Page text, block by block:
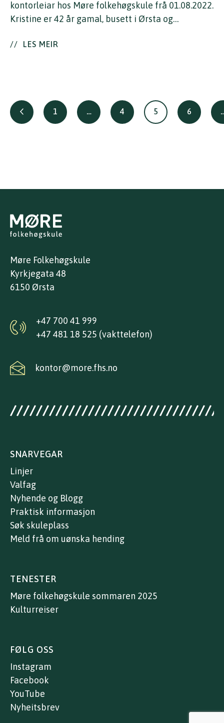
kontorleiar hos Møre folkehøgskule frå 01.08.2022.
Kristine er 42 år gamal, busett i Ørsta og…
// LES MEIR
Posts
pagination
1 … 4 5 6
Møre Folkehøgskule
Kyrkjegata 48
6150 Ørsta
+47 700 41 999
+47 481 18 525 (vakttelefon)
kontor@more.fhs.no
SNARVEGAR
Linjer
Valfag
Nyhende og Blogg
Praktisk informasjon
Søk skuleplass
Meld frå om uønska hending
TENESTER
Møre folkehøgskule sommaren 2025
Kulturreiser
FØLG OSS
Instagram
Facebook
YouTube
Nyheitsbrev